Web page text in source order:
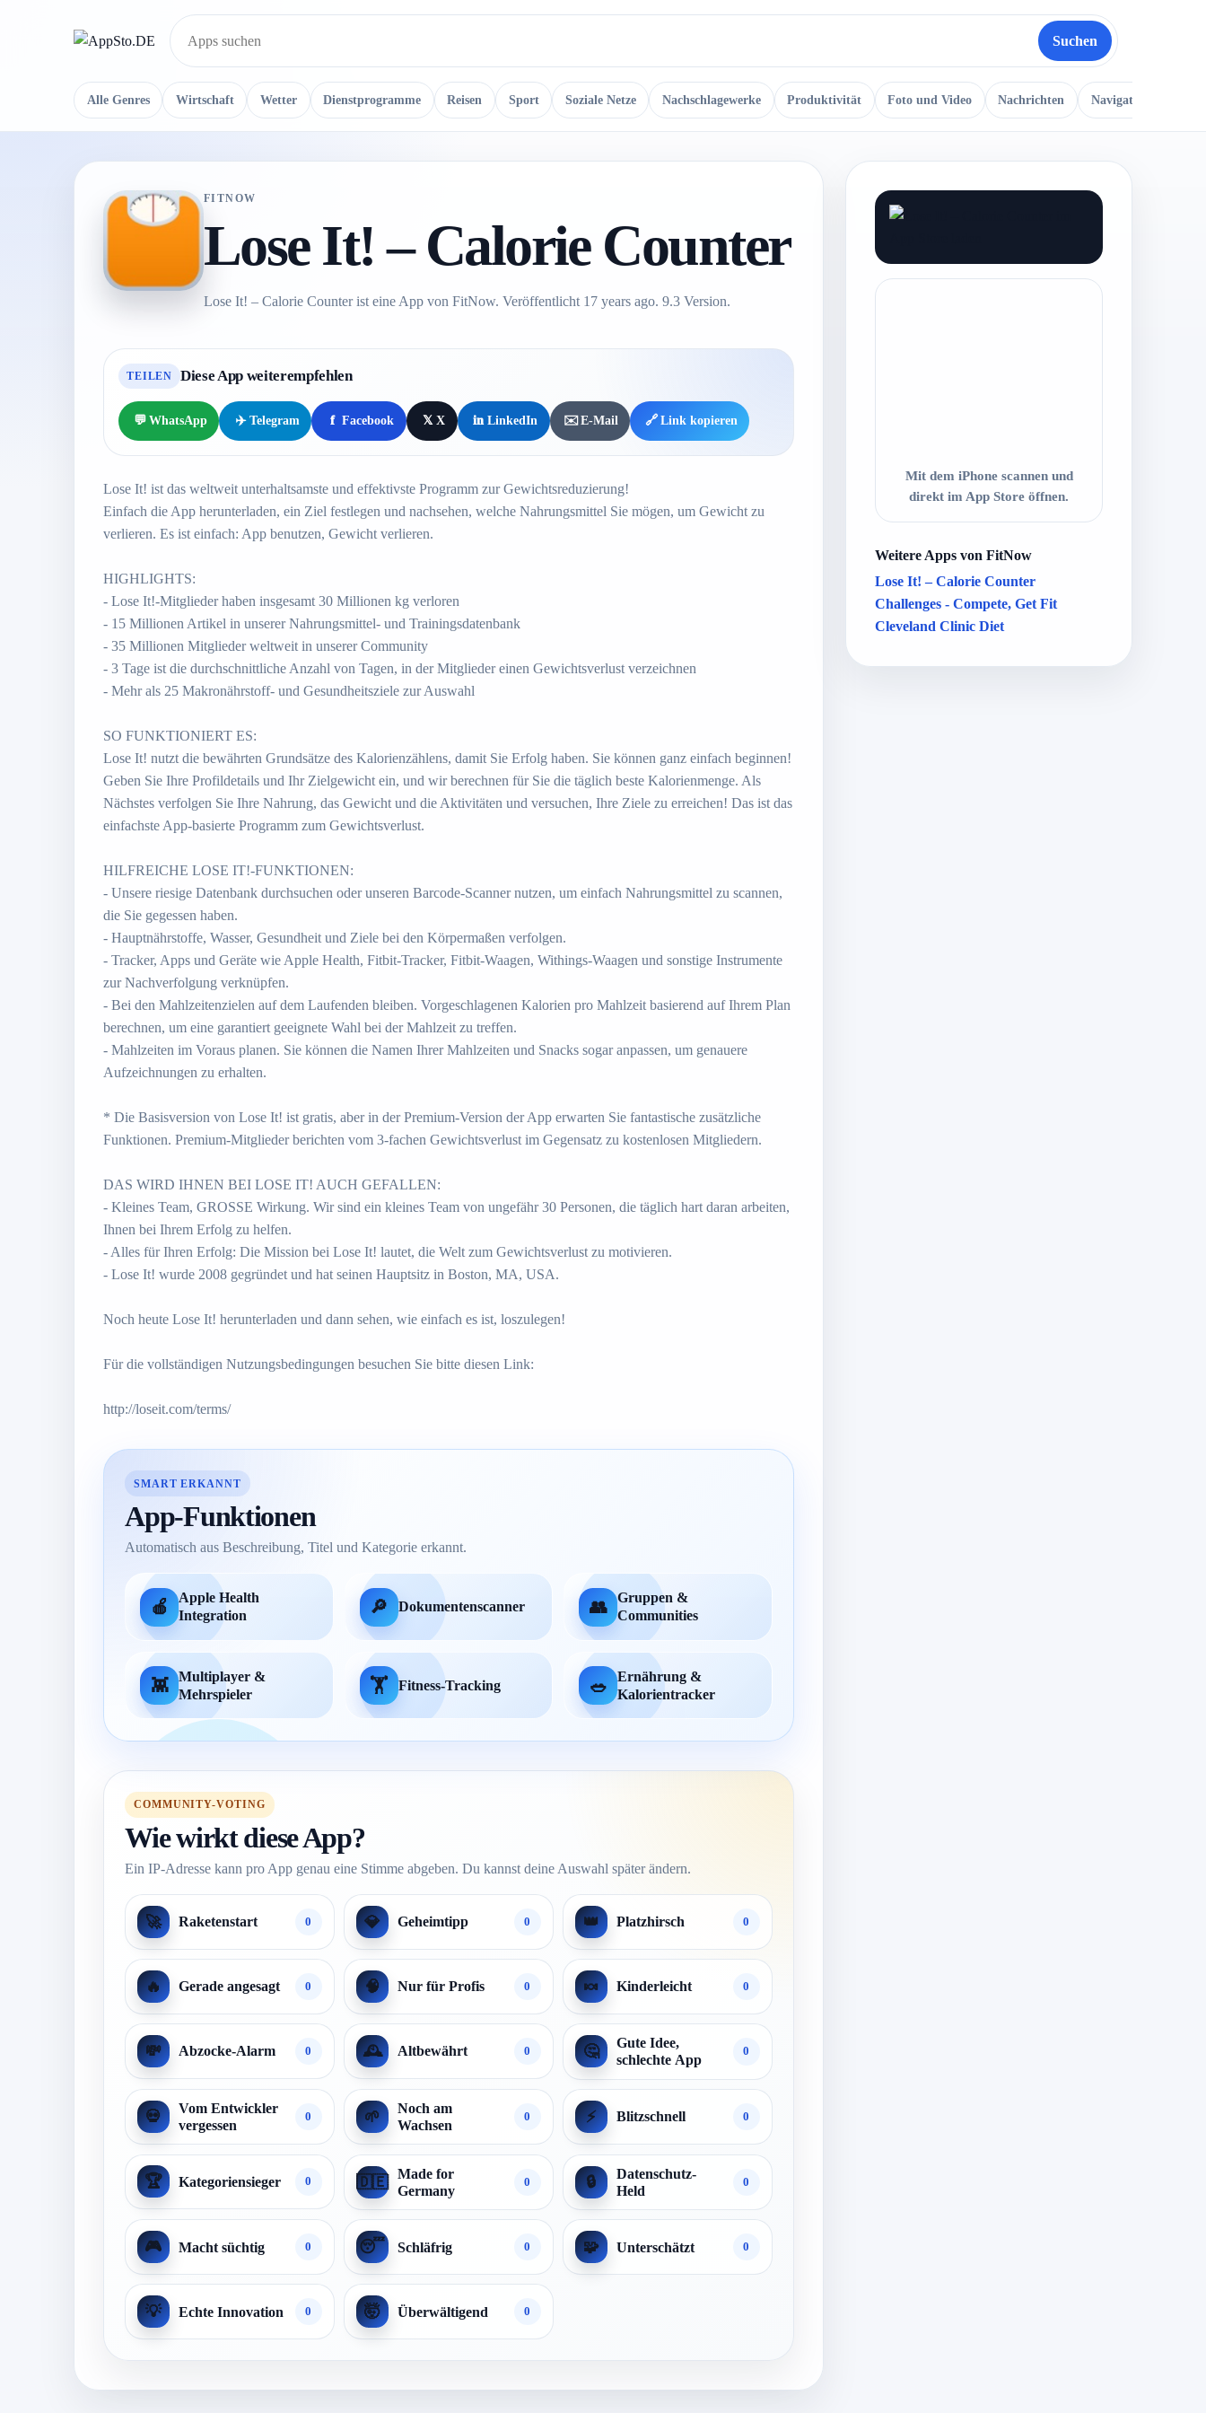
Suche
Suchen
Alle Genres Wirtschaft Wetter Dienstprogramme Reisen Sport Soziale Netze Nachschlagewerke Produktivität Foto und Video Nachrichten Navigation
FITNOW
Lose It! – Calorie Counter
Lose It! – Calorie Counter ist eine App von FitNow. Veröffentlicht 17 years ago. 9.3 Version.
TEILEN Diese App weiterempfehlen
💬 WhatsApp ✈️ Telegram f Facebook 𝕏 X in LinkedIn ✉️E-Mail 🔗 Link kopieren
Lose It! ist das weltweit unterhaltsamste und effektivste Programm zur Gewichtsreduzierung!
Einfach die App herunterladen, ein Ziel festlegen und nachsehen, welche Nahrungsmittel Sie mögen, um Gewicht zu
verlieren. Es ist einfach: App benutzen, Gewicht verlieren.
HIGHLIGHTS:
- Lose It!-Mitglieder haben insgesamt 30 Millionen kg verloren
- 15 Millionen Artikel in unserer Nahrungsmittel- und Trainingsdatenbank
- 35 Millionen Mitglieder weltweit in unserer Community
- 3 Tage ist die durchschnittliche Anzahl von Tagen, in der Mitglieder einen Gewichtsverlust verzeichnen
- Mehr als 25 Makronährstoff- und Gesundheitsziele zur Auswahl
SO FUNKTIONIERT ES:
Lose It! nutzt die bewährten Grundsätze des Kalorienzählens, damit Sie Erfolg haben. Sie können ganz einfach beginnen!
Geben Sie Ihre Profildetails und Ihr Zielgewicht ein, und wir berechnen für Sie die täglich beste Kalorienmenge. Als
Nächstes verfolgen Sie Ihre Nahrung, das Gewicht und die Aktivitäten und versuchen, Ihre Ziele zu erreichen! Das ist das
einfachste App-basierte Programm zum Gewichtsverlust.
HILFREICHE LOSE IT!-FUNKTIONEN:
- Unsere riesige Datenbank durchsuchen oder unseren Barcode-Scanner nutzen, um einfach Nahrungsmittel zu scannen,
die Sie gegessen haben.
- Hauptnährstoffe, Wasser, Gesundheit und Ziele bei den Körpermaßen verfolgen.
- Tracker, Apps und Geräte wie Apple Health, Fitbit-Tracker, Fitbit-Waagen, Withings-Waagen und sonstige Instrumente
zur Nachverfolgung verknüpfen.
- Bei den Mahlzeitenzielen auf dem Laufenden bleiben. Vorgeschlagenen Kalorien pro Mahlzeit basierend auf Ihrem Plan
berechnen, um eine garantiert geeignete Wahl bei der Mahlzeit zu treffen.
- Mahlzeiten im Voraus planen. Sie können die Namen Ihrer Mahlzeiten und Snacks sogar anpassen, um genauere
Aufzeichnungen zu erhalten.
* Die Basisversion von Lose It! ist gratis, aber in der Premium-Version der App erwarten Sie fantastische zusätzliche
Funktionen. Premium-Mitglieder berichten vom 3-fachen Gewichtsverlust im Gegensatz zu kostenlosen Mitgliedern.
DAS WIRD IHNEN BEI LOSE IT! AUCH GEFALLEN:
- Kleines Team, GROSSE Wirkung. Wir sind ein kleines Team von ungefähr 30 Personen, die täglich hart daran arbeiten,
Ihnen bei Ihrem Erfolg zu helfen.
- Alles für Ihren Erfolg: Die Mission bei Lose It! lautet, die Welt zum Gewichtsverlust zu motivieren.
- Lose It! wurde 2008 gegründet und hat seinen Hauptsitz in Boston, MA, USA.
Noch heute Lose It! herunterladen und dann sehen, wie einfach es ist, loszulegen!
Für die vollständigen Nutzungsbedingungen besuchen Sie bitte diesen Link:
http://loseit.com/terms/
SMART ERKANNT
App-Funktionen
Automatisch aus Beschreibung, Titel und Kategorie erkannt.
🍎
Apple Health
Integration
🔎 Dokumentenscanner 👥
Gruppen &
Communities
👾
Multiplayer &
Mehrspieler
🏋️ Fitness-Tracking 🥗
Ernährung &
Kalorientracker
COMMUNITY-VOTING
Wie wirkt diese App?
Ein IP-Adresse kann pro App genau eine Stimme abgeben. Du kannst deine Auswahl später ändern.
🚀 Raketenstart 0 💎 Geheimtipp 0 👑 Platzhirsch 0
🔥 Gerade angesagt 0 🧠 Nur für Profis 0 🍬 Kinderleicht 0
💸 Abzocke-Alarm 0 🕰️ Altbewährt 0 🤔
Gute Idee,
schlechte App
0
💀
Vom Entwickler
vergessen
0 🌱
Noch am
Wachsen
0 ⚡ Blitzschnell 0
🏆 Kategoriensieger 0 🇩🇪
Made for
Germany
0 🔒
Datenschutz-
Held
0
🎮 Macht süchtig 0 😴 Schläfrig 0 🧩 Unterschätzt 0
💡 Echte Innovation 0 🤯 Überwältigend 0
Mit dem iPhone scannen und
direkt im App Store öffnen.
Weitere Apps von FitNow
Lose It! – Calorie Counter
Challenges - Compete, Get Fit
Cleveland Clinic Diet